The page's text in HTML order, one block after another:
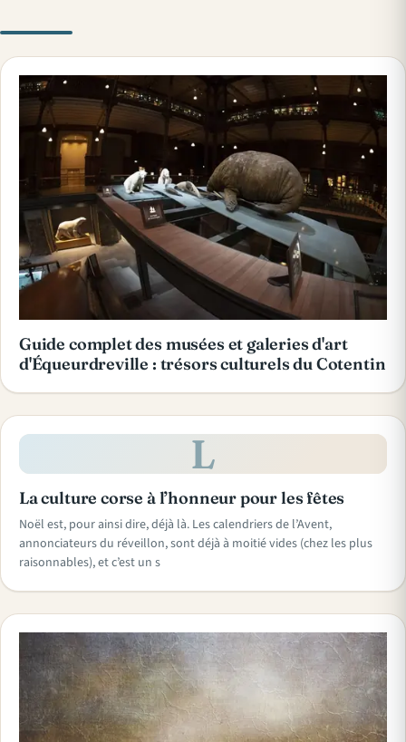
Guide complet des musées et galeries d'art
d'Équeurdreville : trésors culturels du Cotentin
L
La culture corse à l’honneur pour les fêtes
Noël est, pour ainsi dire, déjà là. Les calendriers de l’Avent,
annonciateurs du réveillon, sont déjà à moitié vides (chez les plus
raisonnables), et c’est un s